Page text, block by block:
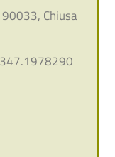
Chiusa